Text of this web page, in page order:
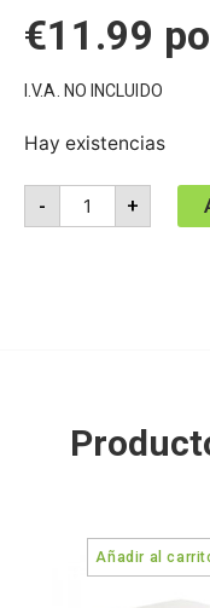
€11.99
I.V.A. NO INCLUIDO
Hay existencias
- +